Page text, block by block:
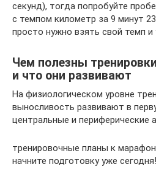
секунд), тогда попробуйте
с темпом километр за 9 минут
просто нужно взять свой темп и
Чем полезны
и что они развивают
На физиологическом уровне
выносливость развивают в
центральные и периферические
тренировочные планы к
начните подготовку уже сегодня!